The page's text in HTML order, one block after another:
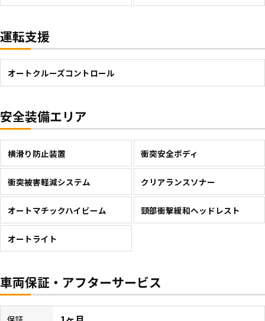
運転支援
オートクルーズコントロール
安全装備エリア
横滑り防止装置 衝突安全ボディ
衝突被害軽減システム クリアランスソナー
オートマチックハイビーム 頸部衝撃緩和ヘッドレスト
オートライト
車両保証・アフターサービス